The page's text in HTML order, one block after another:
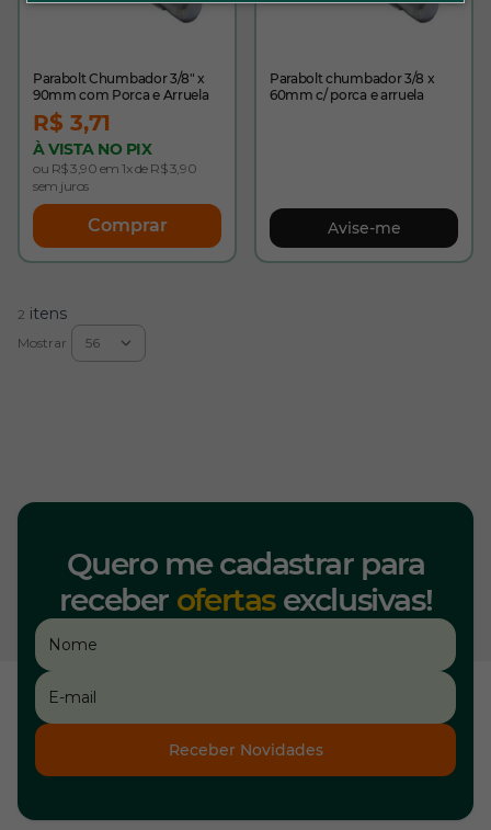
Parabolt Chumbador 3/8" x
90mm com Porca e Arruela
R$ 3,71
À VISTA NO PIX
ou R$ 3,90 em 1x de R$ 3,90
sem juros
Comprar
Parabolt chumbador 3/8 x
60mm c/ porca e arruela
Avise-me
2 itens
Mostrar
Quero me cadastrar para
receber ofertasexclusivas!
Receber Novidades